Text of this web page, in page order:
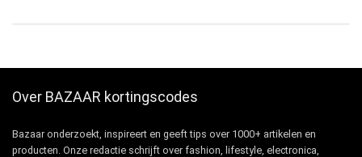
Over BAZAAR kortingscodes
Bazaar onderzoekt, inspireert en geeft tips over 1000+ artikelen en
producten. Onze redactie schrijft over fashion, lifestyle, electronica,